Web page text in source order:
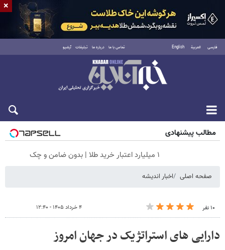
فارسی العربية English تماس با ما درباره ما تبلیغات آرشیو
جمعه ۱۶ مرداد ۱۴۰۵
مطالب پیشنهادی
۱ میلیارد اعتبار خرید طلا | بدون ضامن و چک
صفحه اصلی اخبار اندیشه
۱۰ نفر ۴ خرداد ۱۴۰۵ - ۱۲:۴۰
دارایی های استراتژیک در جهان امروز
×